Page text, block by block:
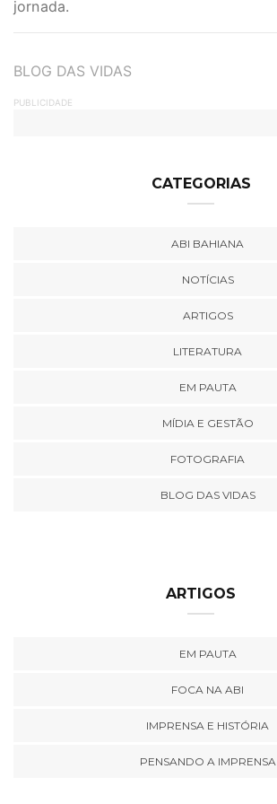
jornada.
TAGS
BLOG DAS VIDAS
PUBLICIDADE
CATEGORIAS
ABI BAHIANA
NOTÍCIAS
ARTIGOS
LITERATURA
EM PAUTA
MÍDIA E GESTÃO
FOTOGRAFIA
BLOG DAS VIDAS
ARTIGOS
EM PAUTA
FOCA NA ABI
IMPRENSA E HISTÓRIA
PENSANDO A IMPRENSA